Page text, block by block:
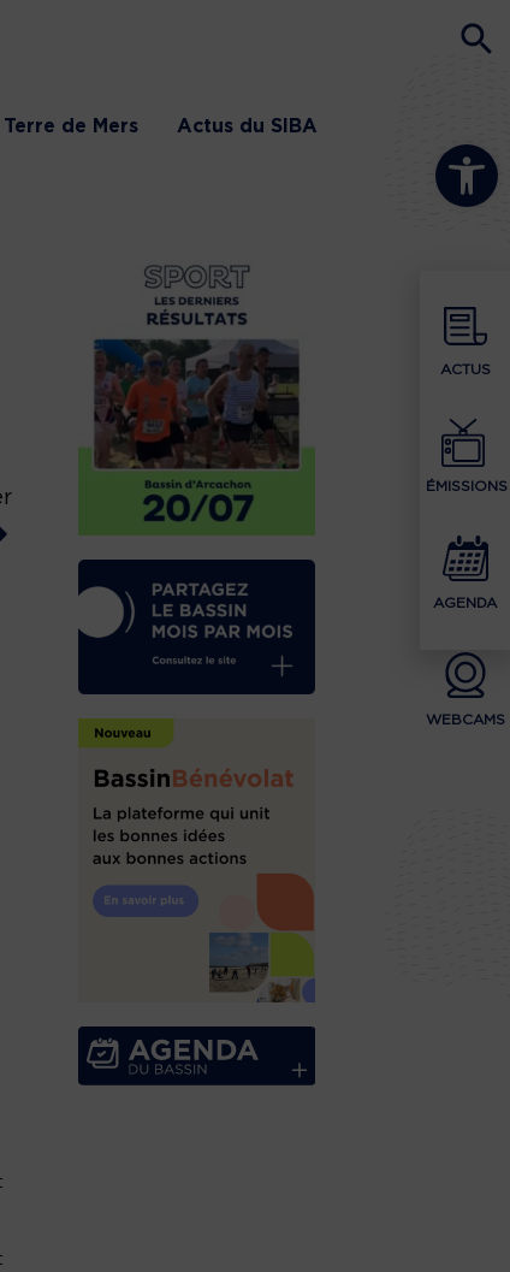
Ouvrir la
ACTUS
ÉMISSIONS
AGENDA
WEBCAMS
Terre de Mers Actus du SIBA